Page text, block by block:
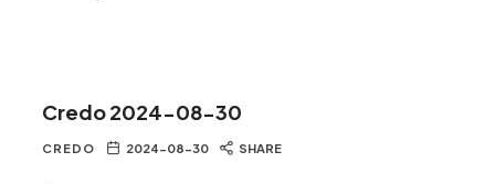
Credo 2024-08-30
CREDO 2024-08-30 SHARE